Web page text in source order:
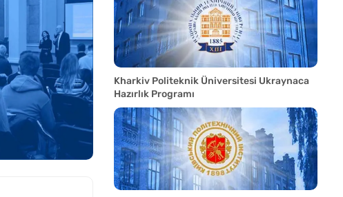
Kharkiv Politeknik Üniversitesi Ukraynaca
Hazırlık Programı